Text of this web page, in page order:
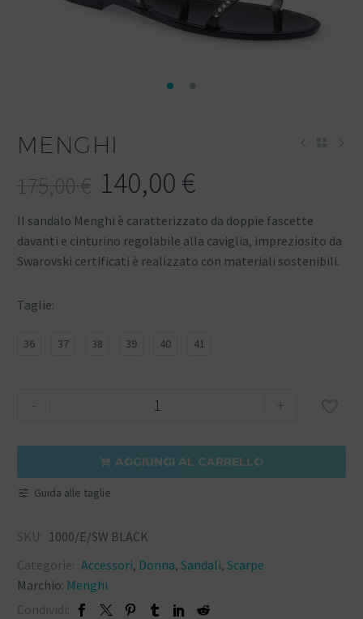
MENGHI
175,00€ 140,00 €
Il sandalo Menghi è caratterizzato da doppie fascette
davanti e cinturino regolabile alla caviglia, impreziosito da
Swarovski certificati è realizzato con materiali sostenibili.
Taglie
36 37 38 39 40 41
- +
 AGGIUNGI AL CARRELLO
Guida alle taglie
SKU: 1000/E/SW BLACK
Categorie: Accessori, Donna, Sandali, Scarpe
Marchio: Menghi
Condividi: